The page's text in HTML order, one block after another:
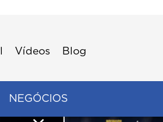
Vídeos Blog
NEGÓCIOS